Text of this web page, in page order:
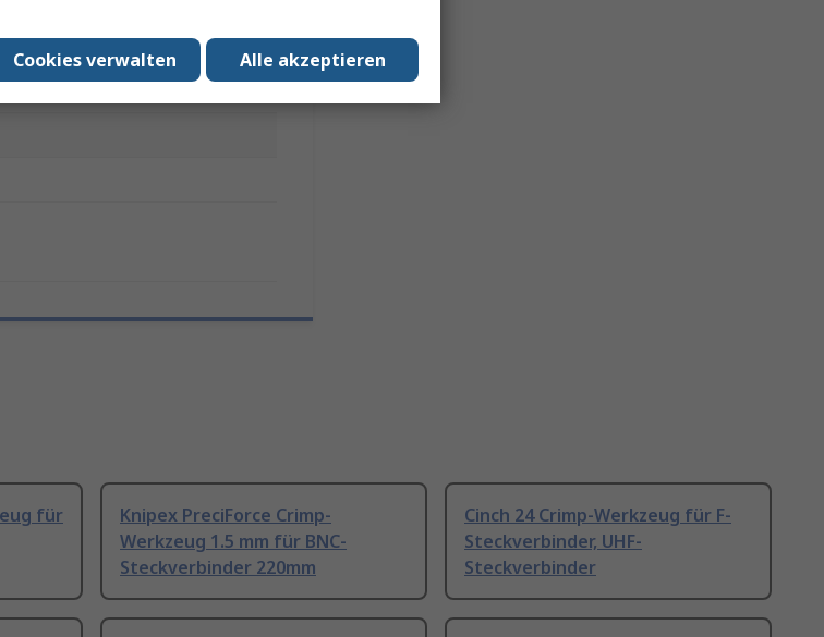
für
Knipex PreciForce Crimp-
Werkzeug 1.5 mm für BNC-
Steckverbinder 220mm
Cinch 24 Crimp-Werkzeug für F-
Steckverbinder, UHF-
Steckverbinder
Alle akzeptieren
Cookies verwalten